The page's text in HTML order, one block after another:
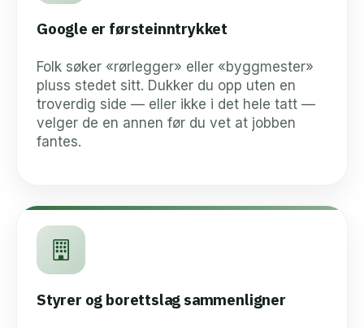
Google er førsteinntrykket
Folk søker «rørlegger» eller «byggmester»
pluss stedet sitt. Dukker du opp uten en
troverdig side — eller ikke i det hele tatt —
velger de en annen før du vet at jobben
fantes.
Styrer og borettslag sammenligner